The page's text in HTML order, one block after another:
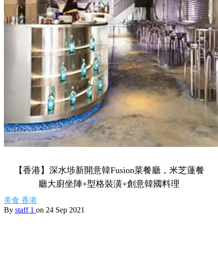
【香港】深水埗新開意韓Fusion菜餐廳，米芝蓮餐
廳大廚坐陣+型格裝潢+創意韓國料理
美食 香港
By staff 1 on 24 Sep 2021